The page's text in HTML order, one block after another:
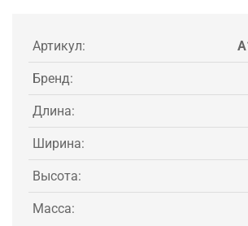
Артикул:
Бренд:
Длина:
Ширина:
Высота:
Масса: